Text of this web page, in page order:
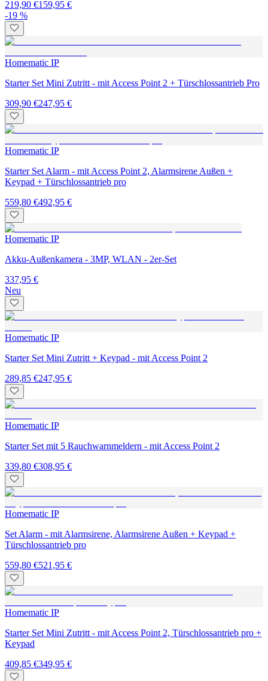
219,90 €159,95 €
-19 %
Homematic IP
Starter Set Mini Zutritt - mit Access Point 2 + Türschlossantrieb Pro
309,90 €247,95 €
Homematic IP
Starter Set Alarm - mit Access Point 2, Alarmsirene Außen +
Keypad + Türschlossantrieb pro
559,80 €492,95 €
Homematic IP
Akku-Außenkamera - 3MP, WLAN - 2er-Set
337,95 €
Neu
Homematic IP
Starter Set Mini Zutritt + Keypad - mit Access Point 2
289,85 €247,95 €
Homematic IP
Starter Set mit 5 Rauchwarnmeldern - mit Access Point 2
339,80 €308,95 €
Homematic IP
Set Alarm - mit Alarmsirene, Alarmsirene Außen + Keypad +
Türschlossantrieb pro
559,80 €521,95 €
Homematic IP
Starter Set Mini Zutritt - mit Access Point 2, Türschlossantrieb pro +
Keypad
409,85 €349,95 €